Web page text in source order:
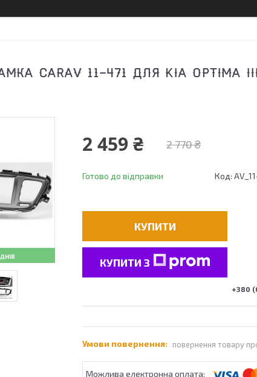
CARAV 11-471 ДЛЯ KIA OPTIMA
ДНІВ
2 770 ₴
2 459 ₴
Готово до відправки Код:
КУПИТИ
КУПИТИ З
+380
повернення товару